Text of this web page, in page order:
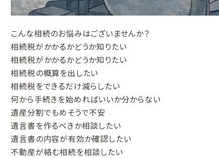
こんな相続のお悩みはございませんか？
相続税がかかるかどうか知りたい
相続税がかかるかどうか知りたい
相続税の概算を出したい
相続税をできるだけ減らしたい
何から手続きを始めればいいか分からない
遺産分割でもめそうで不安
遺言書を作るべきか相談したい
遺言書の内容が有効か確認したい
不動産が絡む相続を相談したい